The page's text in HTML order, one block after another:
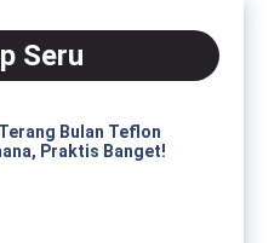
Seru
Bulan Teflon
Praktis Banget!